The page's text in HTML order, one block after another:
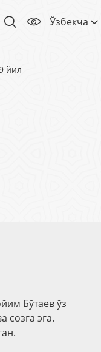
Ўзбекча
йил
Бўтаев ўз
созга эга.